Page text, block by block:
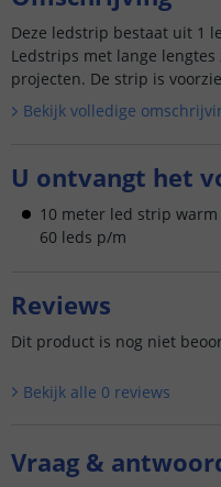
Deze ledstrip bestaat uit 1
Ledstrips met lange
projecten. De strip is
Bekijk volledige
U ontvangt het
10 meter led strip
60 leds p/m
Reviews
Dit product is nog niet
Bekijk alle 0 reviews
Vraag &